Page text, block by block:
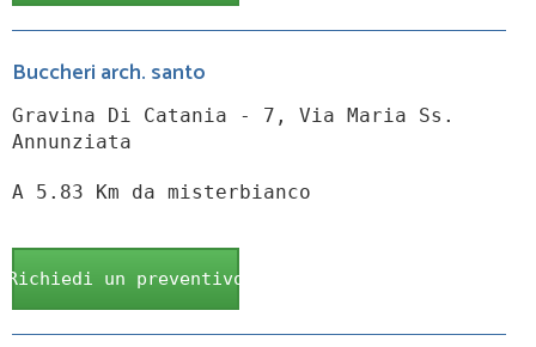
Buccheri arch. santo
Gravina Di Catania - 7, Via Maria Ss.
Annunziata
A 5.83 Km da misterbianco
Richiedi un preventivo